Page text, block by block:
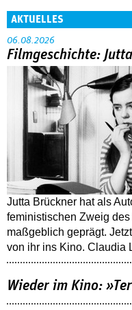
AKTUELLES
06.08.2026
Filmgeschichte:
Jutta Brückner hat als
feministischen Zweig
maßgeblich geprägt.
von ihr ins Kino. Claudia
Wieder im Kino: